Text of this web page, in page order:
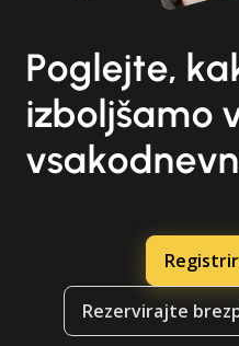
Poglejte,
izboljšamo
Rezervirajte